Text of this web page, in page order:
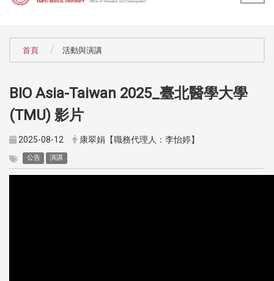
首頁 活動與演講
BIO Asia-Taiwan 2025_臺北醫學大學
(TMU) 影片
2025-08-12 康翠娟【職務代理人：李怡婷】
公告 演講